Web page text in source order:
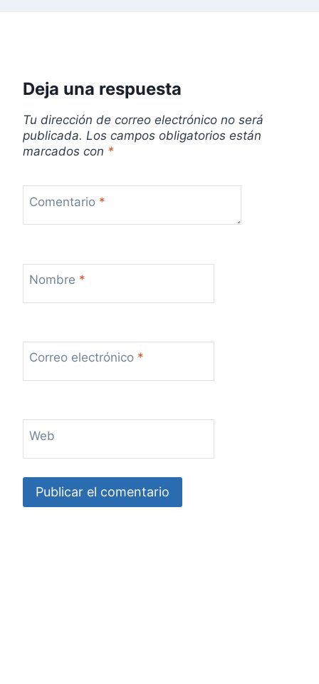
d
a
s
Deja una respuesta
Tu dirección de correo electrónico no será
publicada. Los campos obligatorios están
marcados con *
Comentario *
Nombre *
Correo electrónico *
Web